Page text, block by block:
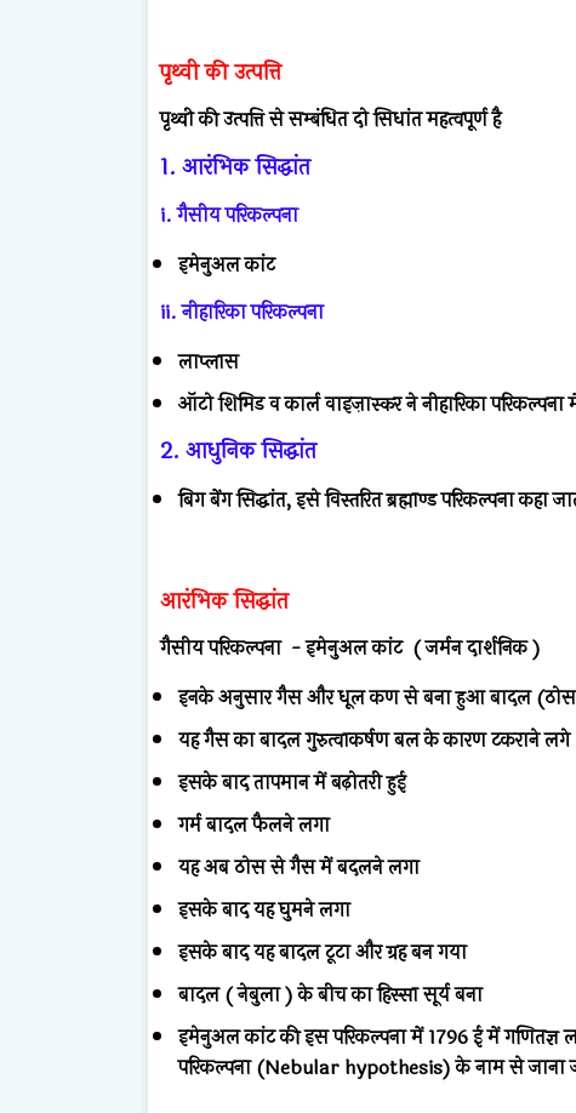
पृथ्वी की उत्पत्ति
पृथ्वी की उत्पत्ति से सम्बंधित दो सिधांत महत्वपूर्ण है
1. आरंभिक सिद्धांत
i. गैसीय परिकल्पना
इमेनुअल कांट
ii. नीहारिका परिकल्पना
लाप्लास
ऑटो शिमिड व कार्ल वाइज़ास्कर ने नीहारिका
2. आधुनिक सिद्धांत
बिग बेंग सिद्धांत,इसे विस्तरित ब्रह्माण्ड परिकल्पनाकहा
आरंभिक सिद्धांत
गैसीय परिकल्पना - इमेनुअल कांट ( जर्मन दार्शनिक )
इनके अनुसार गैस और धूल कण से बना हुआ बादल
यह गैस का बादल गुरुत्वाकर्षण बल के कारण टकराने लगे
इसके बाद तापमान में बढ़ोतरी हुई
गर्म बादल फैलने लगा
यह अब ठोस से गैस में बदलने लगा
इसके बाद यह घुमने लगा
इसके बाद यह बादल टूटा और ग्रह बन गया
बादल ( नेबुला ) के बीच का हिस्सा सूर्य बना
इमेनुअल कांट की इस परिकल्पना में 1796 ई में गणितज्ञ
परिकल्पना (Nebular hypothesis) के नाम से जाना